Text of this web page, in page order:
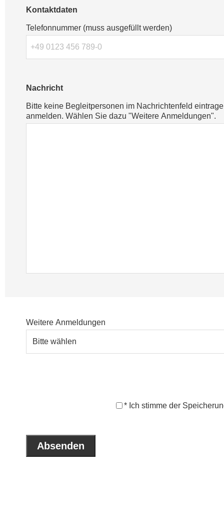
Kontaktdaten
Telefonnummer (muss ausgefüllt werden)
Nachricht
Bitte keine Begleitpersonen im Nachrichtenfeld
anmelden. Wählen Sie dazu "Weitere Anmeldungen".
Weitere Anmeldungen
* Ich stimme der